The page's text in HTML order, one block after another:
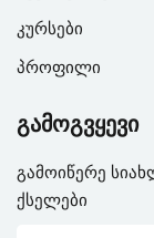
კურსები
პროფილი
გამოგვყევი
გამოიწერე
ქსელები